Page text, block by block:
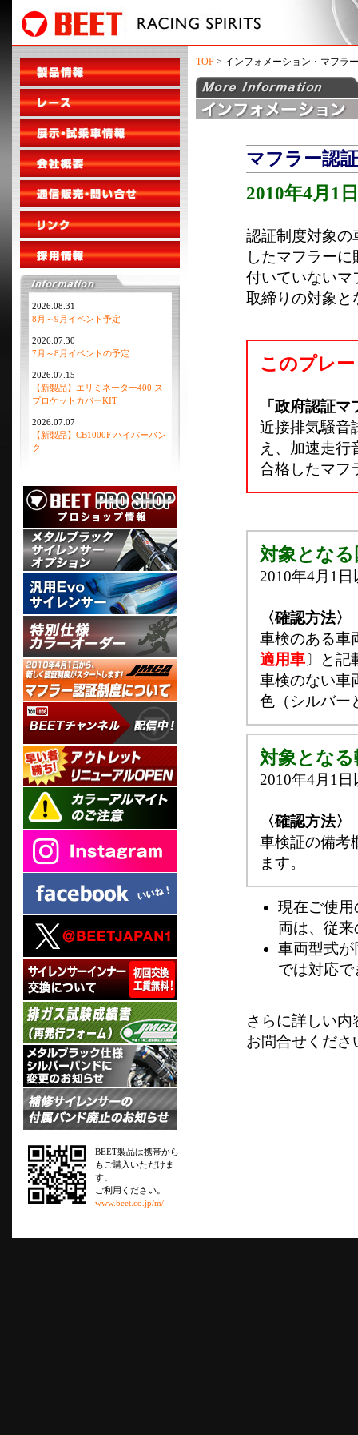
2026.08.31
8月～9月イベント予定
2026.07.30
7月～8月イベントの予定
2026.07.15
【新製品】エリミネーター400 ス
プロケットカバーKIT
2026.07.07
【新製品】CB1000F ハイパーバン
ク
BEET製品は携帯から
もご購入いただけま
す。
ご利用ください。
www.beet.co.jp/m/
TOP > インフォメーション・マフラ
マフラー認
2010年4月1
認証制度対象の
したマフラー
付いていないマ
取締りの対象と
このプレ
「政府認証
近接排気騒音
え、加速走行
合格したマフ
対象とな
2010年4月1日
〈確認方法〉
車検のある車
適用車〕と記
車検のない車
色（シルバー
対象とな
2010年4月1日
〈確認方法〉
車検証の備考
ます。
現在ご使用
両は、従
車両型式
では対応
さらに詳しい
お問合せくださ